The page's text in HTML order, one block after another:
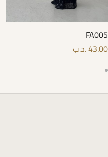
FA005
43.00.د.ب